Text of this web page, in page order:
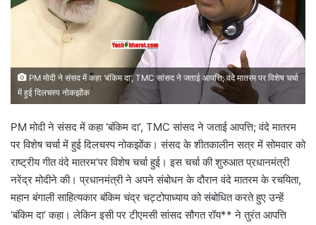
PM मोदी ने संसद में कहा ‘बंकिम दा’, TMC सांसद ने जताई आपत्ति; वंदे मातरम पर विशेष चर्चा
में हुई दिलचस्प नोकझोंक
PM मोदी ने संसद में कहा ‘बंकिम दा’, TMC सांसद ने जताई आपत्ति; वंदे मातरम
पर विशेष चर्चा में हुई दिलचस्प नोकझोंक। संसद के शीतकालीन सत्र में सोमवार को
राष्ट्रीय गीत वंदे मातरम’पर विशेष चर्चा हुई। इस चर्चा की शुरुआत प्रधानमंत्री
नरेंद्र मोदीने की। प्रधानमंत्री ने अपने संबोधन के दौरान वंदे मातरम के रचयिता,
महान बंगाली साहित्यकार बंकिम चंद्र चट्टोपाध्याय को संबोधित करते हुए उन्हें
‘बंकिम दा’ कहा। लेकिन इसी पर टीएमसी सांसद सौगत रॉय** ने तुरंत आपत्ति